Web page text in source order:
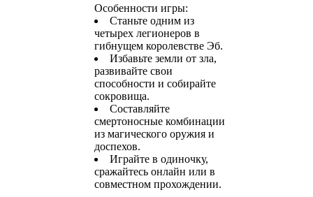
Особенности игры:
Станьте одним из
четырех легионеров в
гибнущем королевстве Эб.
Избавьте земли от зла,
развивайте свои
способности и собирайте
сокровища.
Составляйте
смертоносные комбинации
из магического оружия и
доспехов.
Играйте в одиночку,
сражайтесь онлайн или в
совместном прохождении.